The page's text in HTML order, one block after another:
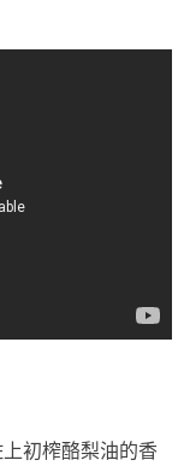
初榨酪梨油的香